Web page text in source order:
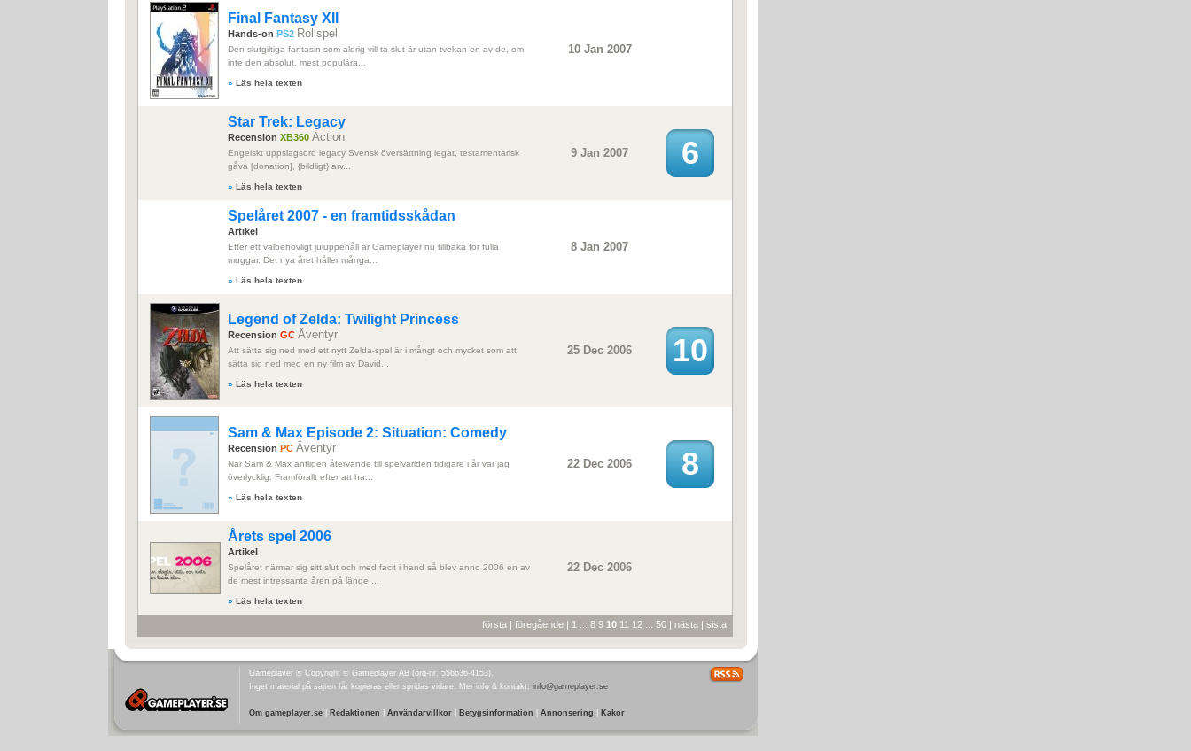
Final Fantasy XII
Hands-on PS2 Rollspel
Den slutgiltiga fantasin som aldrig vill ta slut är utan tvekan en av de, om
inte den absolut, mest populära...
» Läs hela texten
10 Jan 2007
Star Trek: Legacy
Recension XB360 Action
Engelskt uppslagsord legacy Svensk översättning legat, testamentarisk
gåva [donation], {bildligt} arv...
» Läs hela texten
9 Jan 2007 6
Spelåret 2007 - en framtidsskådan
Artikel
Efter ett välbehövligt juluppehåll är Gameplayer nu tillbaka för fulla
muggar. Det nya året håller många...
» Läs hela texten
8 Jan 2007
Legend of Zelda: Twilight Princess
Recension GC Äventyr
Att sätta sig ned med ett nytt Zelda-spel är i mångt och mycket som att
sätta sig ned med en ny film av David...
» Läs hela texten
25 Dec 2006 10
Sam & Max Episode 2: Situation: Comedy
Recension PC Äventyr
När Sam & Max äntligen återvände till spelvärlden tidigare i år var jag
överlycklig. Framförallt efter att ha...
» Läs hela texten
22 Dec 2006 8
Årets spel 2006
Artikel
Spelåret närmar sig sitt slut och med facit i hand så blev anno 2006 en av
de mest intressanta åren på länge....
» Läs hela texten
22 Dec 2006
första | föregående | 1 8 9 10 11 12 50 | nästa | sista
Gameplayer ® Copyright © Gameplayer AB (org-nr. 556636-4153).
Inget material på sajten får kopieras eller spridas vidare. Mer info & kontakt: info@gameplayer.se
Om gameplayer.se| Redaktionen Användarvillkor| Betygsinformation Annonsering Kakor